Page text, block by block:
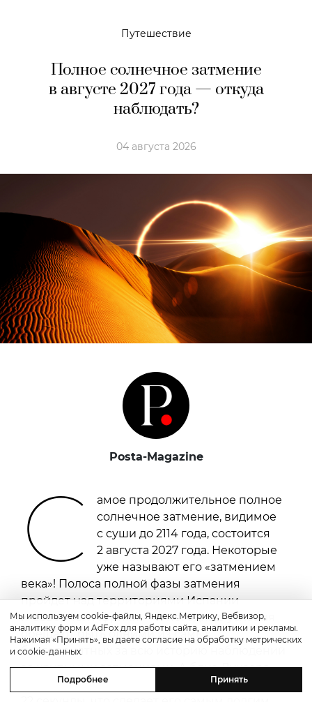
Путешествие
Полное солнечное затмение
в августе 2027 года — откуда
наблюдать?
04 августа 2026
Posta-Magazine
С
амое продолжительное полное
солнечное затмение, видимое
с суши до 2114 года, состоится
2 августа 2027 года. Некоторые
уже называют его «затмением
века»! Полоса полной фазы затмения
пройдет над территориями Испании
и Северной Африки — и погодные условия
обещают быть одними из самых
благоприятных за всю историю наблюдений
за крупными затмениями. А близ Луксора
в Египте полная фаза продлится 6 минут
Мы используем cookie-файлы, Яндекс.Метрику, Вебвизор,
аналитику форм и AdFox для работы сайта, аналитики и рекламы.
Нажимая «Принять», вы даете согласие на обработку метрических
и cookie-данных.
Подробнее Принять